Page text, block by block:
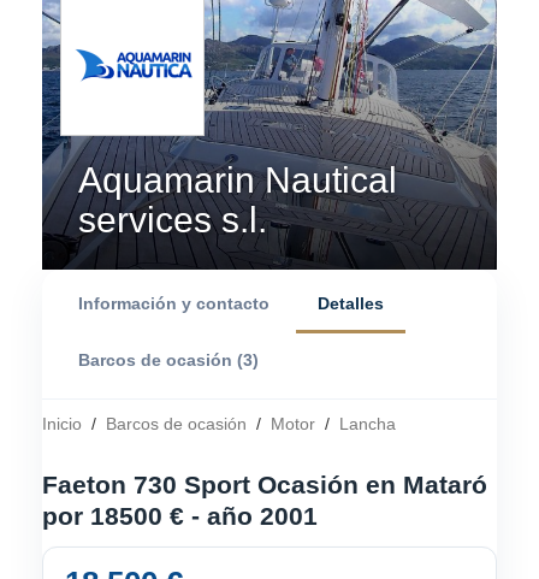
Aquamarin Nautical
services s.l.
Información y contacto Detalles
Barcos de ocasión (3)
Inicio / Barcos de ocasión / Motor / Lancha
Faeton 730 Sport Ocasión en Mataró
por 18500 € - año 2001